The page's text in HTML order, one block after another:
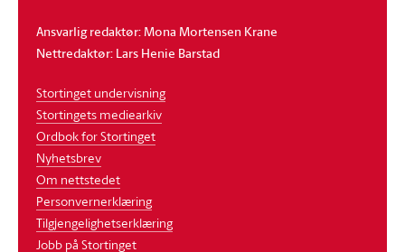
Ansvarlig redaktør: Mona Mortensen Krane
Nettredaktør: Lars Henie Barstad
Stortinget undervisning
Stortingets mediearkiv
Ordbok for Stortinget
Nyhetsbrev
Om nettstedet
Personvernerklæring
Tilgjengelighetserklæring
Jobb på Stortinget